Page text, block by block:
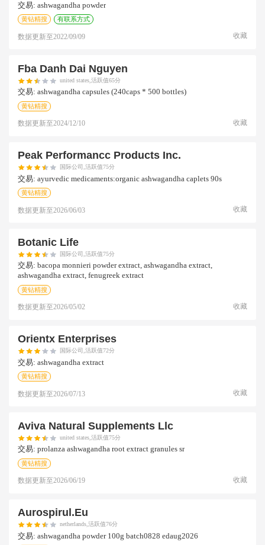
交易: ashwagandha powder
黄钻精搜 有联系方式
数据更新至2022/09/09 收藏
Fba Danh Dai Nguyen
united states,活跃值65分
交易: ashwagandha capsules (240caps * 500 bottles)
黄钻精搜
数据更新至2024/12/10 收藏
Peak Performancc Products Inc.
国际公司,活跃值75分
交易: ayurvedic medicaments:organic ashwagandha caplets 90s
黄钻精搜
数据更新至2026/06/03 收藏
Botanic Life
国际公司,活跃值75分
交易: bacopa monnieri powder extract, ashwagandha extract,
ashwagandha extract, fenugreek extract
黄钻精搜
数据更新至2026/05/02 收藏
Orientx Enterprises
国际公司,活跃值72分
交易: ashwagandha extract
黄钻精搜
数据更新至2026/07/13 收藏
Aviva Natural Supplements Llc
united states,活跃值75分
交易: prolanza ashwagandha root extract granules sr
黄钻精搜
数据更新至2026/06/19 收藏
Aurospirul.eu
netherlands,活跃值76分
交易: ashwagandha powder 100g batch0828 edaug2026